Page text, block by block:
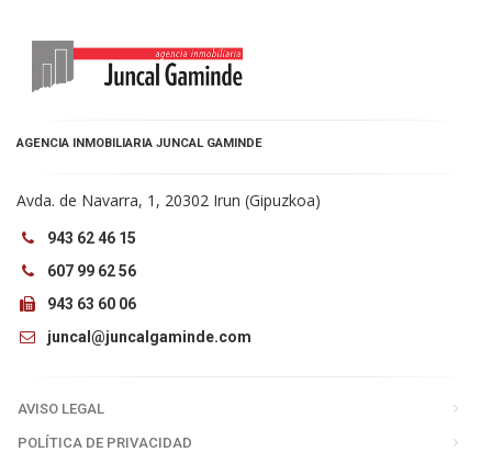
AGENCIA INMOBILIARIA JUNCAL GAMINDE
Avda. de Navarra, 1, 20302 Irun (Gipuzkoa)
943 62 46 15
607 99 62 56
943 63 60 06
juncal@juncalgaminde.com
AVISO LEGAL
POLÍTICA DE PRIVACIDAD